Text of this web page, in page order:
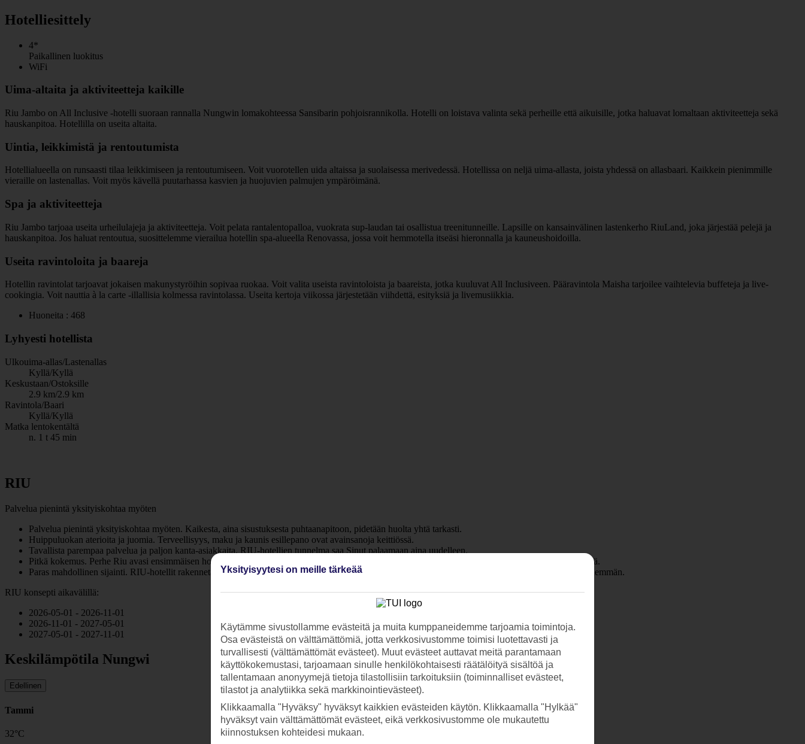
Hotelliesittely
4*
Paikallinen luokitus
WiFi
Uima-altaita ja aktiviteetteja kaikille
Riu Jambo on All Inclusive -hotelli suoraan rannalla Nungwin lomakohteessa Sansibarin pohjoisrannikolla. Hotelli on loistava valinta sekä perheille että aikuisille, jotka haluavat lomaltaan aktiviteetteja sekä
hauskanpitoa. Hotellilla on useita altaita.
Uintia, leikkimistä ja rentoutumista
Hotellialueella on runsaasti tilaa leikkimiseen ja rentoutumiseen. Voit vuorotellen uida altaissa ja suolaisessa merivedessä. Hotellissa on neljä uima-allasta, joista yhdessä on allasbaari. Kaikkein pienimmille
vieraille on lastenallas. Voit myös kävellä puutarhassa kasvien ja huojuvien palmujen ympäröimänä.
Spa ja aktiviteetteja
Riu Jambo tarjoaa useita urheilulajeja ja aktiviteetteja. Voit pelata rantalentopalloa, vuokrata sup-laudan tai osallistua treenitunneille. Lapsille on kansainvälinen lastenkerho RiuLand, joka järjestää pelejä ja
hauskanpitoa. Jos haluat rentoutua, suosittelemme vierailua hotellin spa-alueella Renovassa, jossa voit hemmotella itseäsi hieronnalla ja kauneushoidoilla.
Useita ravintoloita ja baareja
Hotellin ravintolat tarjoavat jokaisen makunystyröihin sopivaa ruokaa. Voit valita useista ravintoloista ja baareista, jotka kuuluvat All Inclusiveen. Pääravintola Maisha tarjoilee vaihtelevia buffeteja ja live-
cookingia. Voit nauttia à la carte -illallisia kolmessa ravintolassa. Useita kertoja viikossa järjestetään viihdettä, esityksiä ja livemusiikkia.
Huoneita : 468
Lyhyesti hotellista
Ulkouima-allas/Lastenallas
Kyllä/Kyllä
Keskustaan/Ostoksille
2.9 km/2.9 km
Ravintola/Baari
Kyllä/Kyllä
Matka lentokentältä
n. 1 t 45 min
RIU
Palvelua pienintä yksityiskohtaa myöten
Palvelua pienintä yksityiskohtaa myöten. Kaikesta, aina sisustuksesta puhtaanapitoon, pidetään huolta yhtä tarkasti.
Huippuluokan aterioita ja juomia. Terveellisyys, maku ja kaunis esillepano ovat avainsanoja keittiössä.
Tavallista parempaa palvelua ja paljon kanta-asiakkaita. RIU-hotellien tunnelma saa Sinut palaamaan aina uudelleen.
Pitkä kokemus. Perhe Riu avasi ensimmäisen hotellinsa 1953. RIU-hotelleissa voit aistia alkuperäisen ja ainutlaatuisen tunnelman vielä tänäkin päivänä.
Paras mahdollinen sijainti. RIU-hotellit rakennetaan aina lomakohteen parhaille paikoille, lähelle rantaa tai keskustaa, vaikka se maksaisikin hieman enemmän.
RIU konsepti aikavälillä:
2026-05-01 - 2026-11-01
2026-11-01 - 2027-05-01
2027-05-01 - 2027-11-01
Keskilämpötila Nungwi
Edellinen
Tammi
32°C
Yksityisyytesi on meille tärkeää
Käytämme sivustollamme evästeitä ja muita kumppaneidemme tarjoamia toimintoja.
Osa evästeistä on välttämättömiä, jotta verkkosivustomme toimisi luotettavasti ja
turvallisesti (välttämättömät evästeet). Muut evästeet auttavat meitä parantamaan
käyttökokemustasi, tarjoamaan sinulle henkilökohtaisesti räätälöityä sisältöä ja
tallentamaan anonyymejä tietoja tilastollisiin tarkoituksiin (toiminnalliset evästeet,
tilastot ja analytiikka sekä markkinointievästeet).
Klikkaamalla "Hyväksy" hyväksyt kaikkien evästeiden käytön. Klikkaamalla "Hylkää"
hyväksyt vain välttämättömät evästeet, eikä verkkosivustomme ole mukautettu
kiinnostuksen kohteidesi mukaan.